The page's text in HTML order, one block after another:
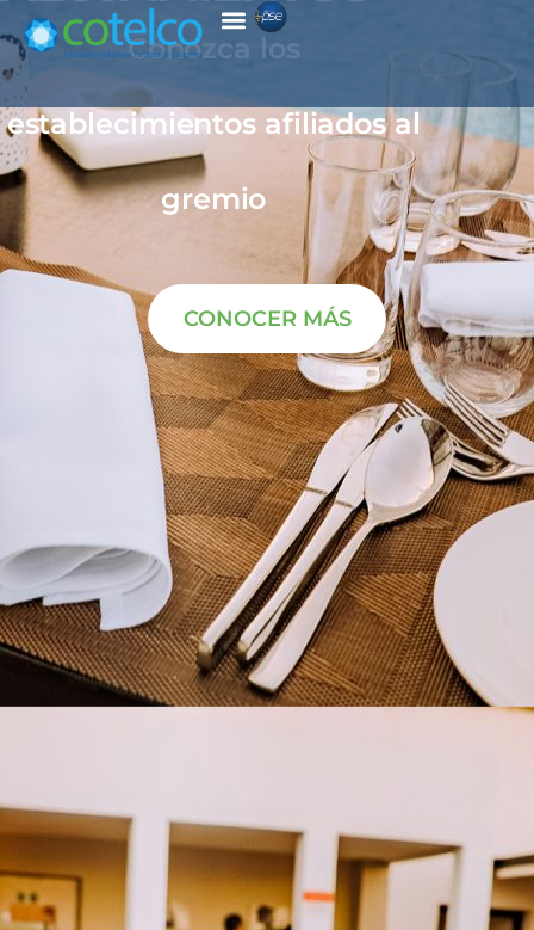
Conozca los
establecimientos afiliados al
gremio
CONOCER MÁS